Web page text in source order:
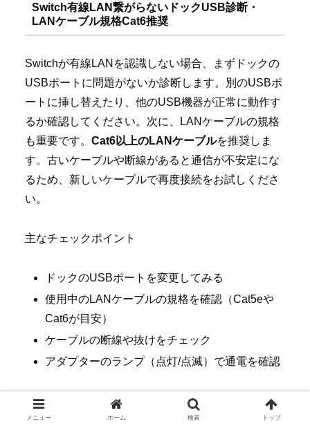
Switch有線LAN繋がらないドックUSB診断・
LANケーブル規格Cat6推奨
Switchが有線LANを認識しない場合、まずドックの
USBポートに問題がないか診断します。別のUSBポ
ートに挿し替えたり、他のUSB機器が正常に動作す
るか確認してください。次に、LANケーブルの規格
も重要です。 Cat6以上のLANケーブルを推奨しま
す。古いケーブルや断線があると通信が不安定にな
るため、新しいケーブルで再度接続をお試しくださ
い。
主なチェックポイント
ドックのUSBポートを変更してみる
使用中のLANケーブルの規格を確認（Cat5eや
Cat6が目安）
ケーブルの断線や抜けをチェック
アダプターのランプ（点灯/点滅）で通電を確認
Switchテーブルモード有線接続設定とトラブル排
除
メニュー ホーム 検索 トップ